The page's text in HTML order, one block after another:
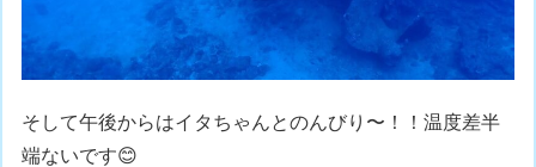
そして午後からはイタちゃんとのんびり〜！！温度差半
端ないです😊